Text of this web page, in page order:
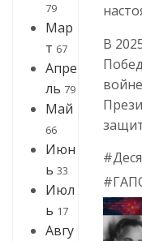
79
Мар
т 67
Апре
ль 79
Май
66
Июн
ь 33
Июл
ь 17
Авгу
В